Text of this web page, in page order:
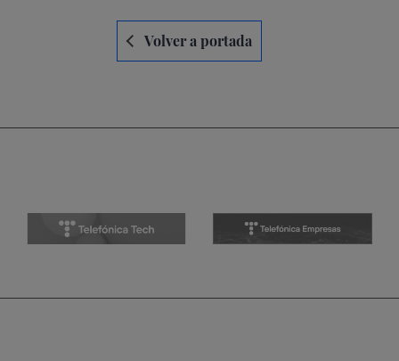
Navegación Volver a portada